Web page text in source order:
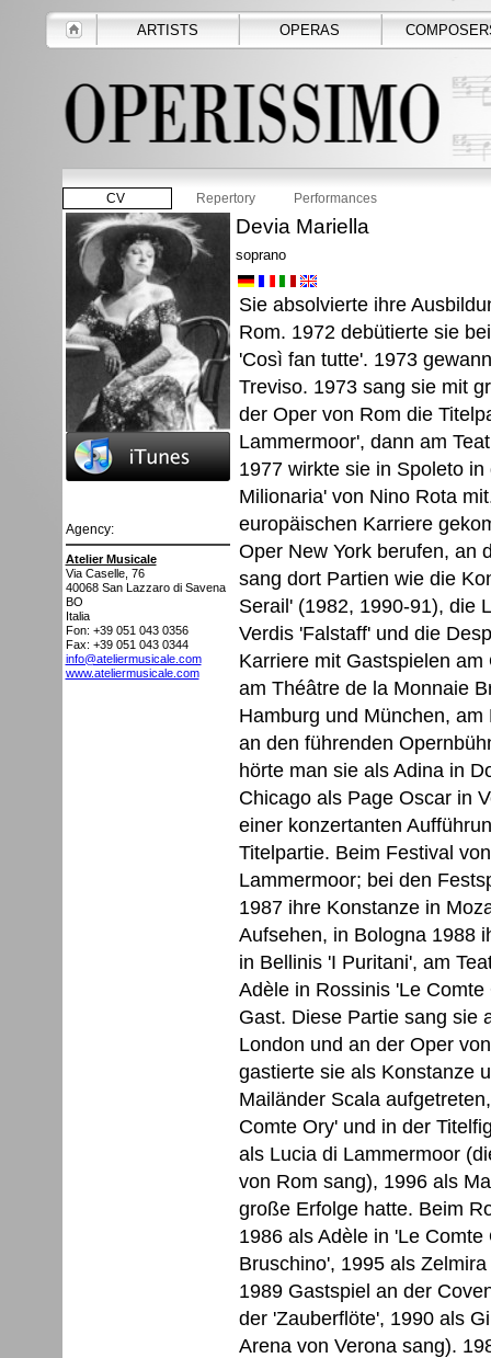
ARTISTS OPERAS
CV Repertory Performances
Agency:
Atelier Musicale
Via Caselle, 76
40068 San Lazzaro di Savena
BO
Italia
Fon: +39 051 043 0356
Fax: +39 051 043 0344
info@ateliermusicale.com
www.ateliermusicale.com
Devia Mariella
soprano
Sie absolvierte ihre
Rom. 1972 debütierte sie
'Così fan tutte'. 1973
Treviso. 1973 sang sie mit
der Oper von Rom die
Lammermoor', dann am
1977 wirkte sie in Spoleto
Milionaria' von Nino Rota
europäischen Karriere
Oper New York berufen, an
sang dort Partien wie die
Serail' (1982, 1990-91), die
Verdis 'Falstaff' und die
Karriere mit Gastspielen
am Théâtre de la Monnaie
Hamburg und München,
an den führenden
hörte man sie als Adina in
Chicago als Page Oscar in
einer konzertanten
Titelpartie. Beim Festival
Lammermoor; bei den
1987 ihre Konstanze in
Aufsehen, in Bologna 1988
in Bellinis 'I Puritani', am
Adèle in Rossinis 'Le
Gast. Diese Partie sang sie
London und an der Oper
gastierte sie als Konstanze
Mailänder Scala
Comte Ory' und in der
als Lucia di Lammermoor
von Rom sang), 1996 als
große Erfolge hatte. Beim
1986 als Adèle in 'Le
Bruschino', 1995 als
1989 Gastspiel an der
der 'Zauberflöte', 1990 als
Arena von Verona sang).